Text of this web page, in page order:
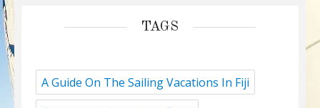
TAGS
A Guide On The Sailing Vacations In Fiji